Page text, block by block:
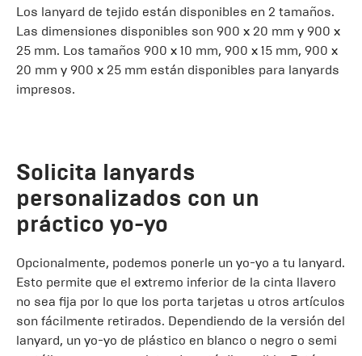
Los lanyard de tejido están disponibles en 2 tamaños.
Las dimensiones disponibles son 900 x 20 mm y 900 x
25 mm. Los tamaños 900 x 10 mm, 900 x 15 mm, 900 x
20 mm y 900 x 25 mm están disponibles para lanyards
impresos.
Solicita lanyards
personalizados con un
práctico yo-yo
Opcionalmente, podemos ponerle un yo-yo a tu lanyard.
Esto permite que el extremo inferior de la cinta llavero
no sea fija por lo que los porta tarjetas u otros artículos
son fácilmente retirados. Dependiendo de la versión del
lanyard, un yo-yo de plástico en blanco o negro o semi